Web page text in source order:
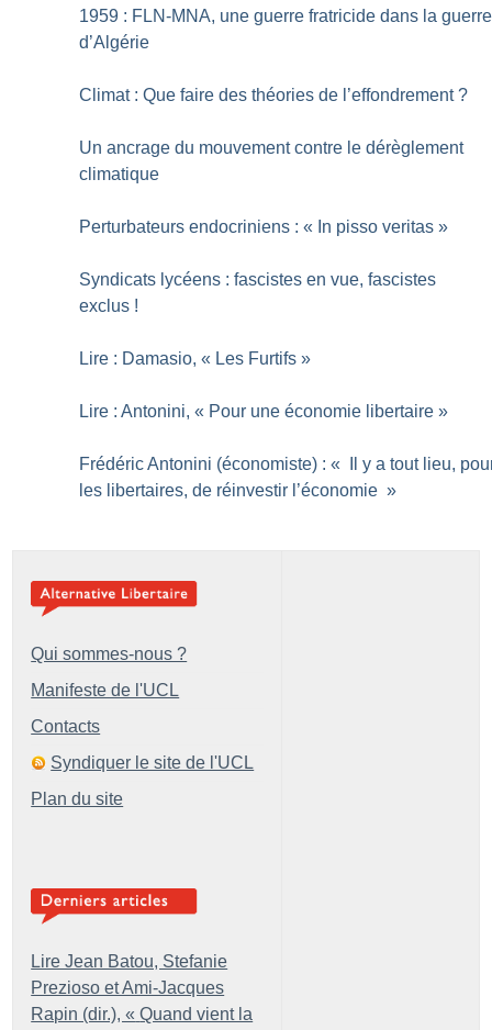
1959 : FLN-MNA, une guerre fratricide dans la guerre
d’Algérie
Climat : Que faire des théories de l’effondrement ?
Un ancrage du mouvement contre le dérèglement
climatique
Perturbateurs endocriniens : « In pisso veritas »
Syndicats lycéens : fascistes en vue, fascistes
exclus !
Lire : Damasio, « Les Furtifs »
Lire : Antonini, « Pour une économie libertaire »
Frédéric Antonini (économiste) : «
Il y a tout lieu,
les libertaires, de réinvestir l’économie »
Qui sommes-nous ?
Manifeste de l'UCL
Contacts
Syndiquer le site de l'UCL
Plan du site
Lire Jean Batou, Stefanie
Prezioso et Ami-Jacques
Rapin (dir.), « Quand vient la